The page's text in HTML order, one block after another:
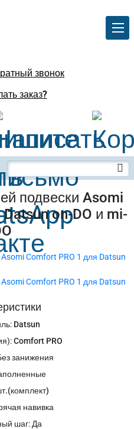
звонок
заказ?
подвески Asomi
on-DO и mi-
: Datsun
:Comfort PRO
занижения
навивка
шаг: Да